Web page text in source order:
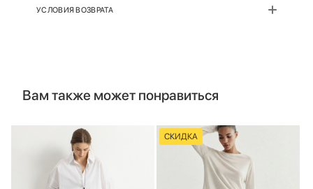
УСЛОВИЯ ВОЗВРАТА
Вам также может понравиться
СКИДКА